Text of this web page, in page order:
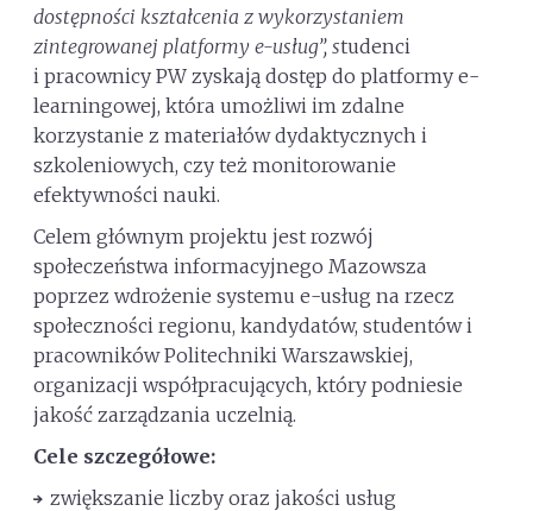
dostępności kształcenia z wykorzystaniem
zintegrowanej platformy e-usług”, studenci
i pracownicy PW zyskają dostęp do platformy e-
learningowej, która umożliwi im zdalne
korzystanie z materiałów dydaktycznych i
szkoleniowych, czy też monitorowanie
efektywności nauki.
Celem głównym projektu jest rozwój
społeczeństwa informacyjnego Mazowsza
poprzez wdrożenie systemu e-usług na rzecz
społeczności regionu, kandydatów, studentów i
pracowników Politechniki Warszawskiej,
organizacji współpracujących, który podniesie
jakość zarządzania uczelnią.
Cele szczegółowe:
zwiększanie liczby oraz jakości usług